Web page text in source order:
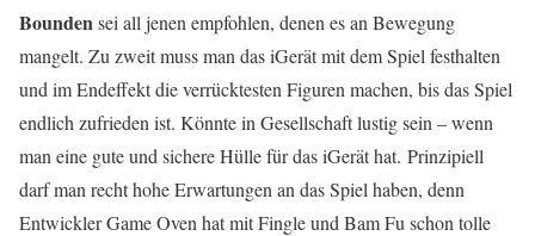
Boundensei all jenen empfohlen, denen es an Bewegung
mangelt. Zu zweit muss man das iGerät mit dem Spiel festhalten
und im Endeffekt die verrücktesten Figuren machen, bis das Spiel
endlich zufrieden ist. Könnte in Gesellschaft lustig sein – wenn
man eine gute und sichere Hülle für das iGerät hat. Prinzipiell
darf man recht hohe Erwartungen an das Spiel haben, denn
Entwickler Game Oven hat mit Fingle und Bam Fu schon tolle